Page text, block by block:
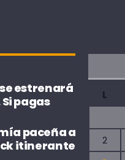
estrenará
Si pagas
paceña a
itinerante
L
2